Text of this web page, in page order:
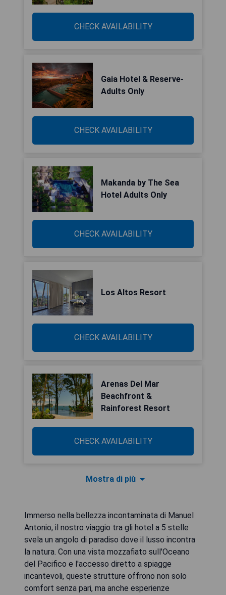
CHECK AVAILABILITY
Gaia Hotel & Reserve-
Adults Only
CHECK AVAILABILITY
Makanda by The Sea
Hotel Adults Only
CHECK AVAILABILITY
Los Altos Resort
CHECK AVAILABILITY
Arenas Del Mar
Beachfront &
Rainforest Resort
CHECK AVAILABILITY
Mostra di più
Immerso nella bellezza incontaminata di Manuel
Antonio, il nostro viaggio tra gli hotel a 5 stelle
svela un angolo di paradiso dove il lusso incontra
la natura. Con una vista mozzafiato sull'Oceano
del Pacifico e l'accesso diretto a spiagge
incantevoli, queste strutture offrono non solo
comfort senza pari, ma anche esperienze